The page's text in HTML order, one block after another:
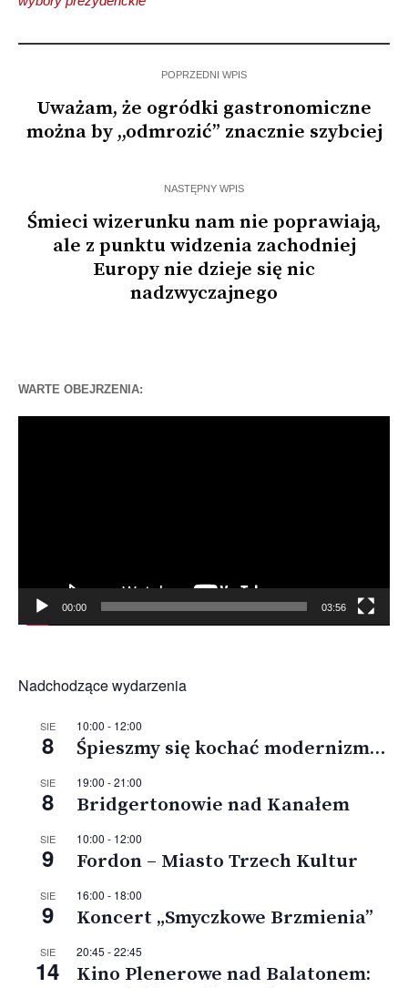
POPRZEDNI WPIS
Uważam, że ogródki gastronomiczne
można by ,,odmrozić” znacznie szybciej
NASTĘPNY WPIS
Śmieci wizerunku nam nie poprawiają,
ale z punktu widzenia zachodniej
Europy nie dzieje się nic
nadzwyczajnego
WARTE OBEJRZENIA:
00:00 03:56
Nadchodzące wydarzenia
SIE
8
10:00 - 12:00
Śpieszmy się kochać modernizm…
SIE
8
19:00 -21:00
Bridgertonowie nad Kanałem
SIE
9
10:00 - 12:00
Fordon – Miasto Trzech Kultur
SIE
9
16:00 - 18:00
Koncert „Smyczkowe Brzmienia”
SIE
14
20:45 -22:45
Kino Plenerowe nad Balatonem: